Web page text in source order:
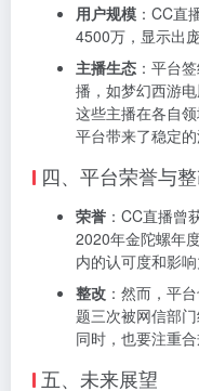
用户规模 ：CC直
4500万，显示出
主播生态 ：平台
播，如梦幻西游
这些主播在各自
平台带来了稳定的
四、平台荣誉与
荣誉 ：CC直播曾
2020年金陀螺年
内的认可度和影响
整改 ：然而，平
题三次被网信部
同时，也要注重
五、未来展望